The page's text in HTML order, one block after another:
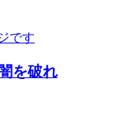
を破れ